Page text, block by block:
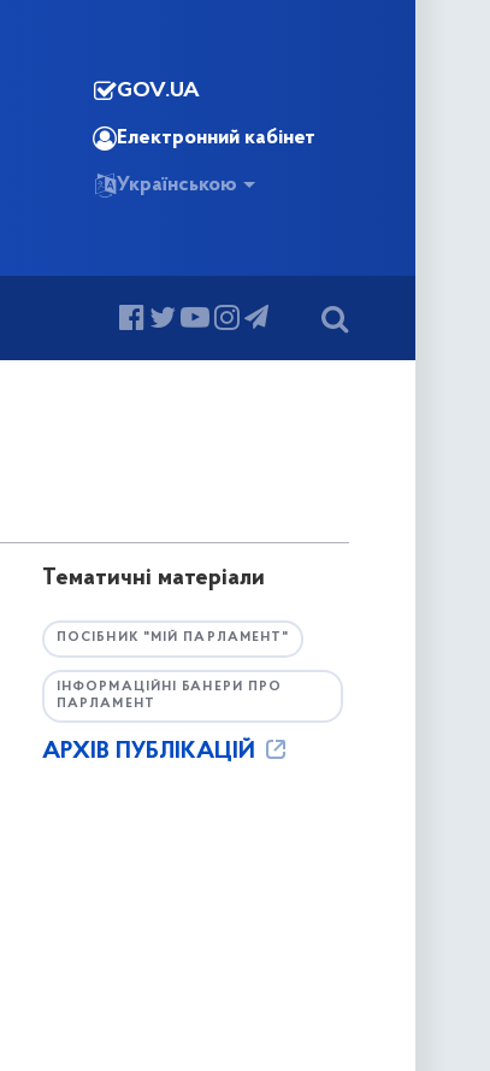
GOV.UA
Електронний кабінет
Українською
Тематичні матеріали
ПОСІБНИК "МІЙ ПАРЛАМЕНТ"
ІНФОРМАЦІЙНІ БАНЕРИ ПРО
ПАРЛАМЕНТ
АРХІВ ПУБЛІКАЦІЙ